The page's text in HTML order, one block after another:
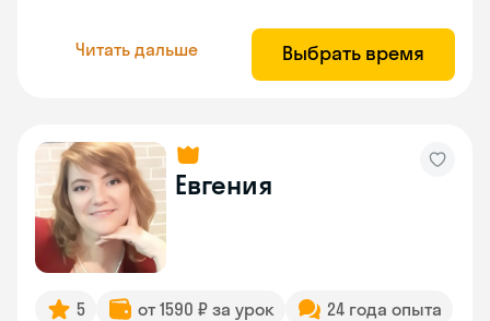
Читать дальше Выбрать время
Евгения
5 от 1590 ₽ за урок
24 года опыта